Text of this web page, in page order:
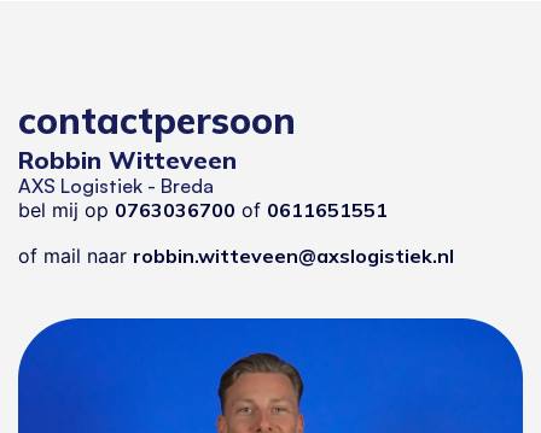
contactpersoon
Robbin Witteveen
AXS Logistiek - Breda
bel mij op 0763036700 of 0611651551
of mail naar robbin.witteveen@axslogistiek.nl